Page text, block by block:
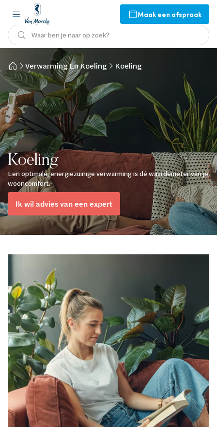
Maak een afspraak
Waar ben je naar op zoek?
Verwarming En Koeling Koeling
Koeling
Een optimale, energiezuinige verwarming is dé waardemeter van je
wooncomfort.
Ik wil advies van een expert